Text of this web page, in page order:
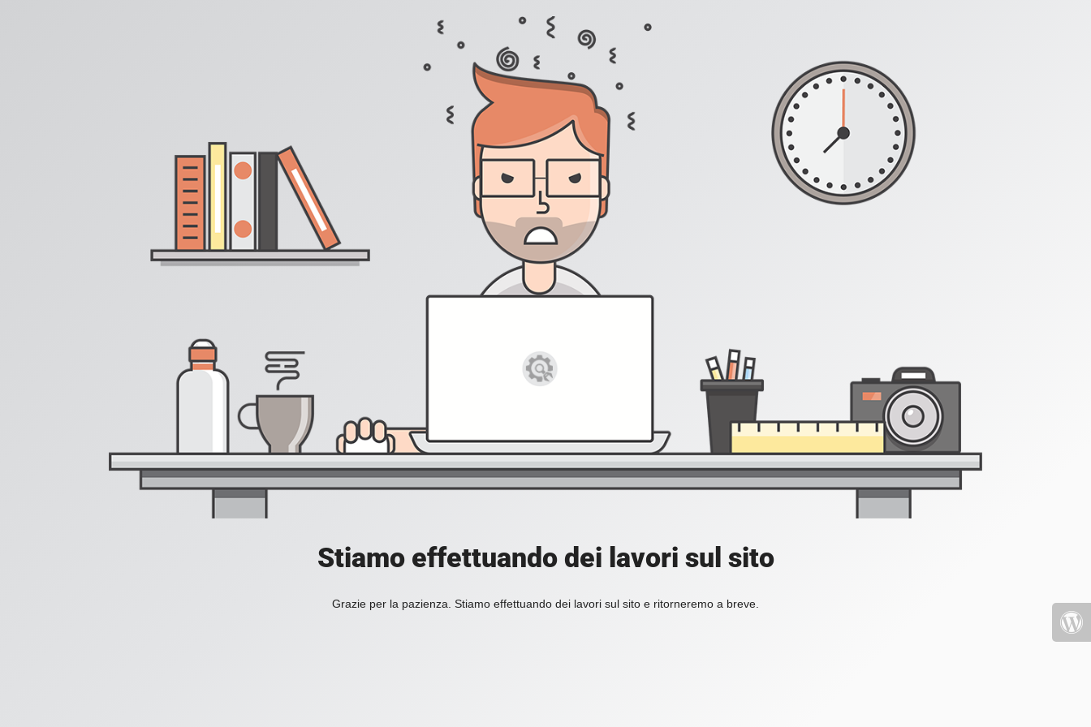
Stiamo effettuando dei lavori sul sito
Grazie per la pazienza. Stiamo effettuando dei lavori sul sito e ritorneremo a breve.